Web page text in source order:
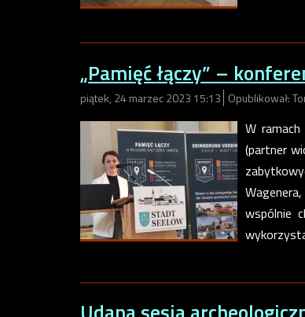
„Pamięć łączy” –
piątek, 24 marzec 2023 15:13 Opublikował:
W
(partner
wspólnie